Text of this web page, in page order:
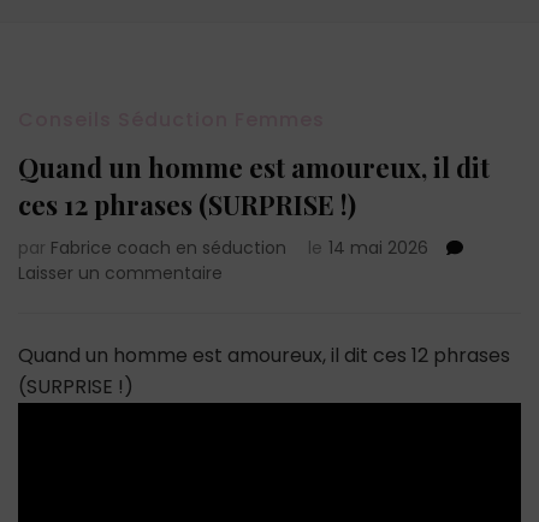
Quand un homme est amoureux, il dit
ces 12 phrases (SURPRISE !)
par Fabrice coach en séduction le 14 mai 2026
Laisser un commentaire
homme
amoureux,
Quand un homme est amoureux, il dit ces 12 phrases
(SURPRISE !)